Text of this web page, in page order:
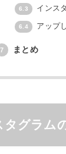
6.3 インス
6.4 アップ
7 まとめ
タグラム